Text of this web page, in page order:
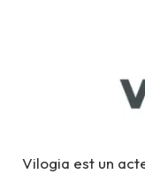
Vilogia est un